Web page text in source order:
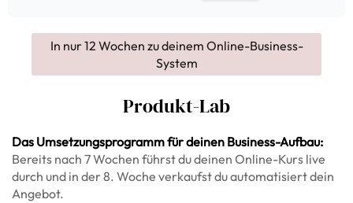
In nur 12 Wochen zu deinem Online-Business-
System
Produkt-Lab
Das Umsetzungsprogramm für deinen Business-Aufbau:
Bereits nach 7 Wochen führst du deinen Online-Kurs live
durch und in der 8. Woche verkaufst du automatisiert dein
Angebot.